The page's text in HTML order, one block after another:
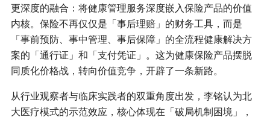
更深度的融合：将健康管理服务深度嵌入保险产品的价值
内核。保险不再仅仅是「事后理赔」的财务工具，而是
「事前预防、事中管理、事后保障」的全流程健康解决方
案的「通行证」和「支付凭证」。这为健康保险产品摆脱
同质化价格战，转向价值竞争，开辟了一条新路。
从行业观察者与临床实践者的双重角度出发，李铭认为北
大医疗模式的示范效应，核心体现在「破局机制困境」，